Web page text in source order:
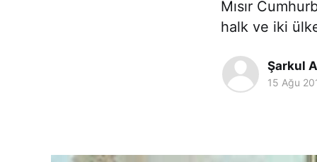
Mısır
halk ve iki
Şarkul
15 Ağu